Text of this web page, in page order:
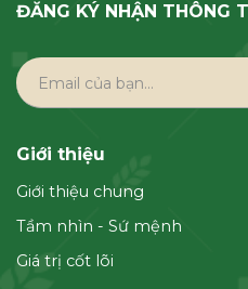
ĐĂNG KÝ NHẬN THÔNG
Giới thiệu
Giới thiệu chung
Tầm nhìn - Sứ mệnh
Giá trị cốt lõi